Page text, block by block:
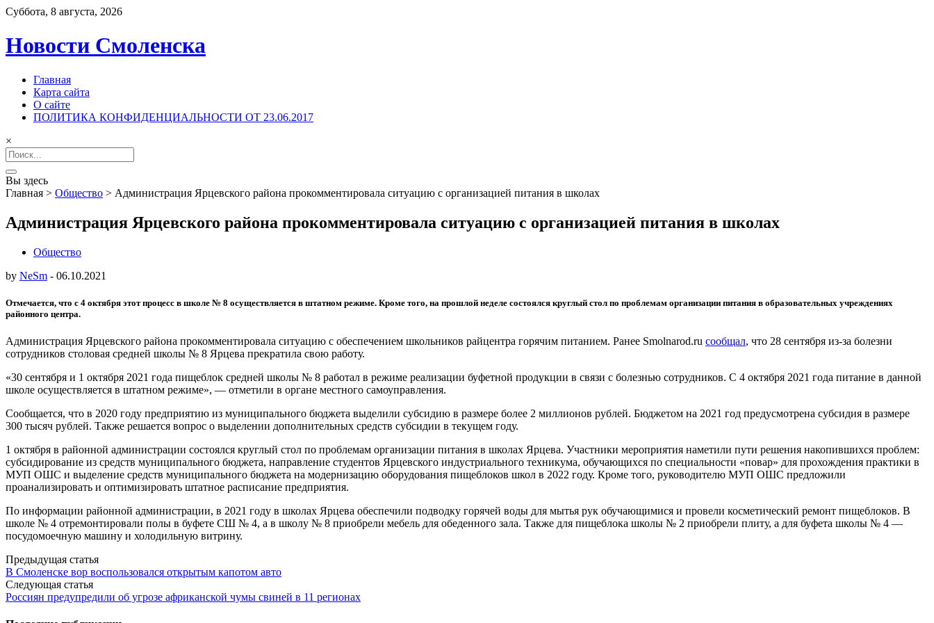
Суббота, 8 августа, 2026
Новости Смоленска
Главная
Карта сайта
О сайте
ПОЛИТИКА КОНФИДЕНЦИАЛЬНОСТИ ОТ 23.06.2017
×
Search
for:
Вы здесь
Главная > Общество > Администрация Ярцевского района прокомментировала ситуацию с организацией питания в школах
Администрация Ярцевского района прокомментировала ситуацию с организацией питания в школах
Общество
by NeSm - 06.10.2021
Отмечается, что с 4 октября этот процесс в школе № 8 осуществляется в штатном режиме. Кроме того, на прошлой неделе состоялся круглый стол по проблемам организации питания в образовательных учреждениях
районного центра.
Администрация Ярцевского района прокомментировала ситуацию с обеспечением школьников райцентра горячим питанием. Ранее Smolnarod.ru сообщал, что 28 сентября из-за болезни
сотрудников столовая средней школы № 8 Ярцева прекратила свою работу.
«30 сентября и 1 октября 2021 года пищеблок средней школы № 8 работал в режиме реализации буфетной продукции в связи с болезнью сотрудников. С 4 октября 2021 года питание в данной
школе осуществляется в штатном режиме», — отметили в органе местного самоуправления.
Сообщается, что в 2020 году предприятию из муниципального бюджета выделили субсидию в размере более 2 миллионов рублей. Бюджетом на 2021 год предусмотрена субсидия в размере
300 тысяч рублей. Также решается вопрос о выделении дополнительных средств субсидии в текущем году.
1 октября в районной администрации состоялся круглый стол по проблемам организации питания в школах Ярцева. Участники мероприятия наметили пути решения накопившихся проблем:
субсидирование из средств муниципального бюджета, направление студентов Ярцевского индустриального техникума, обучающихся по специальности «повар» для прохождения практики в
МУП ОШС и выделение средств муниципального бюджета на модернизацию оборудования пищеблоков школ в 2022 году. Кроме того, руководителю МУП ОШС предложили
проанализировать и оптимизировать штатное расписание предприятия.
По информации районной администрации, в 2021 году в школах Ярцева обеспечили подводку горячей воды для мытья рук обучающимися и провели косметический ремонт пищеблоков. В
школе № 4 отремонтировали полы в буфете СШ № 4, а в школу № 8 приобрели мебель для обеденного зала. Также для пищеблока школы № 2 приобрели плиту, а для буфета школы № 4 —
посудомоечную машину и холодильную витрину.
Post
navigation
Предыдущая статья
В Смоленске вор воспользовался открытым капотом авто
Следующая статья
Россиян предупредили об угрозе африканской чумы свиней в 11 регионах